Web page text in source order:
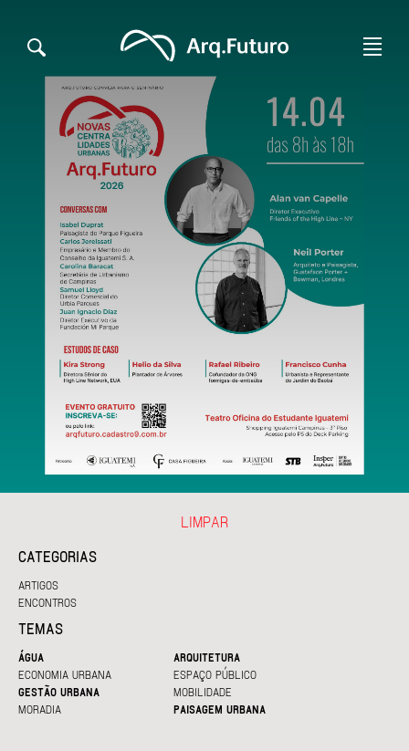
CATEGORIAS
ARTIGOS
ENCONTROS
TEMAS
ÁGUA
ARQUITETURA
ECONOMIA URBANA
ESPAÇO PÚBLICO
GESTÃO URBANA
MOBILIDADE
MORADIA
PAISAGEM URBANA
LIMPAR